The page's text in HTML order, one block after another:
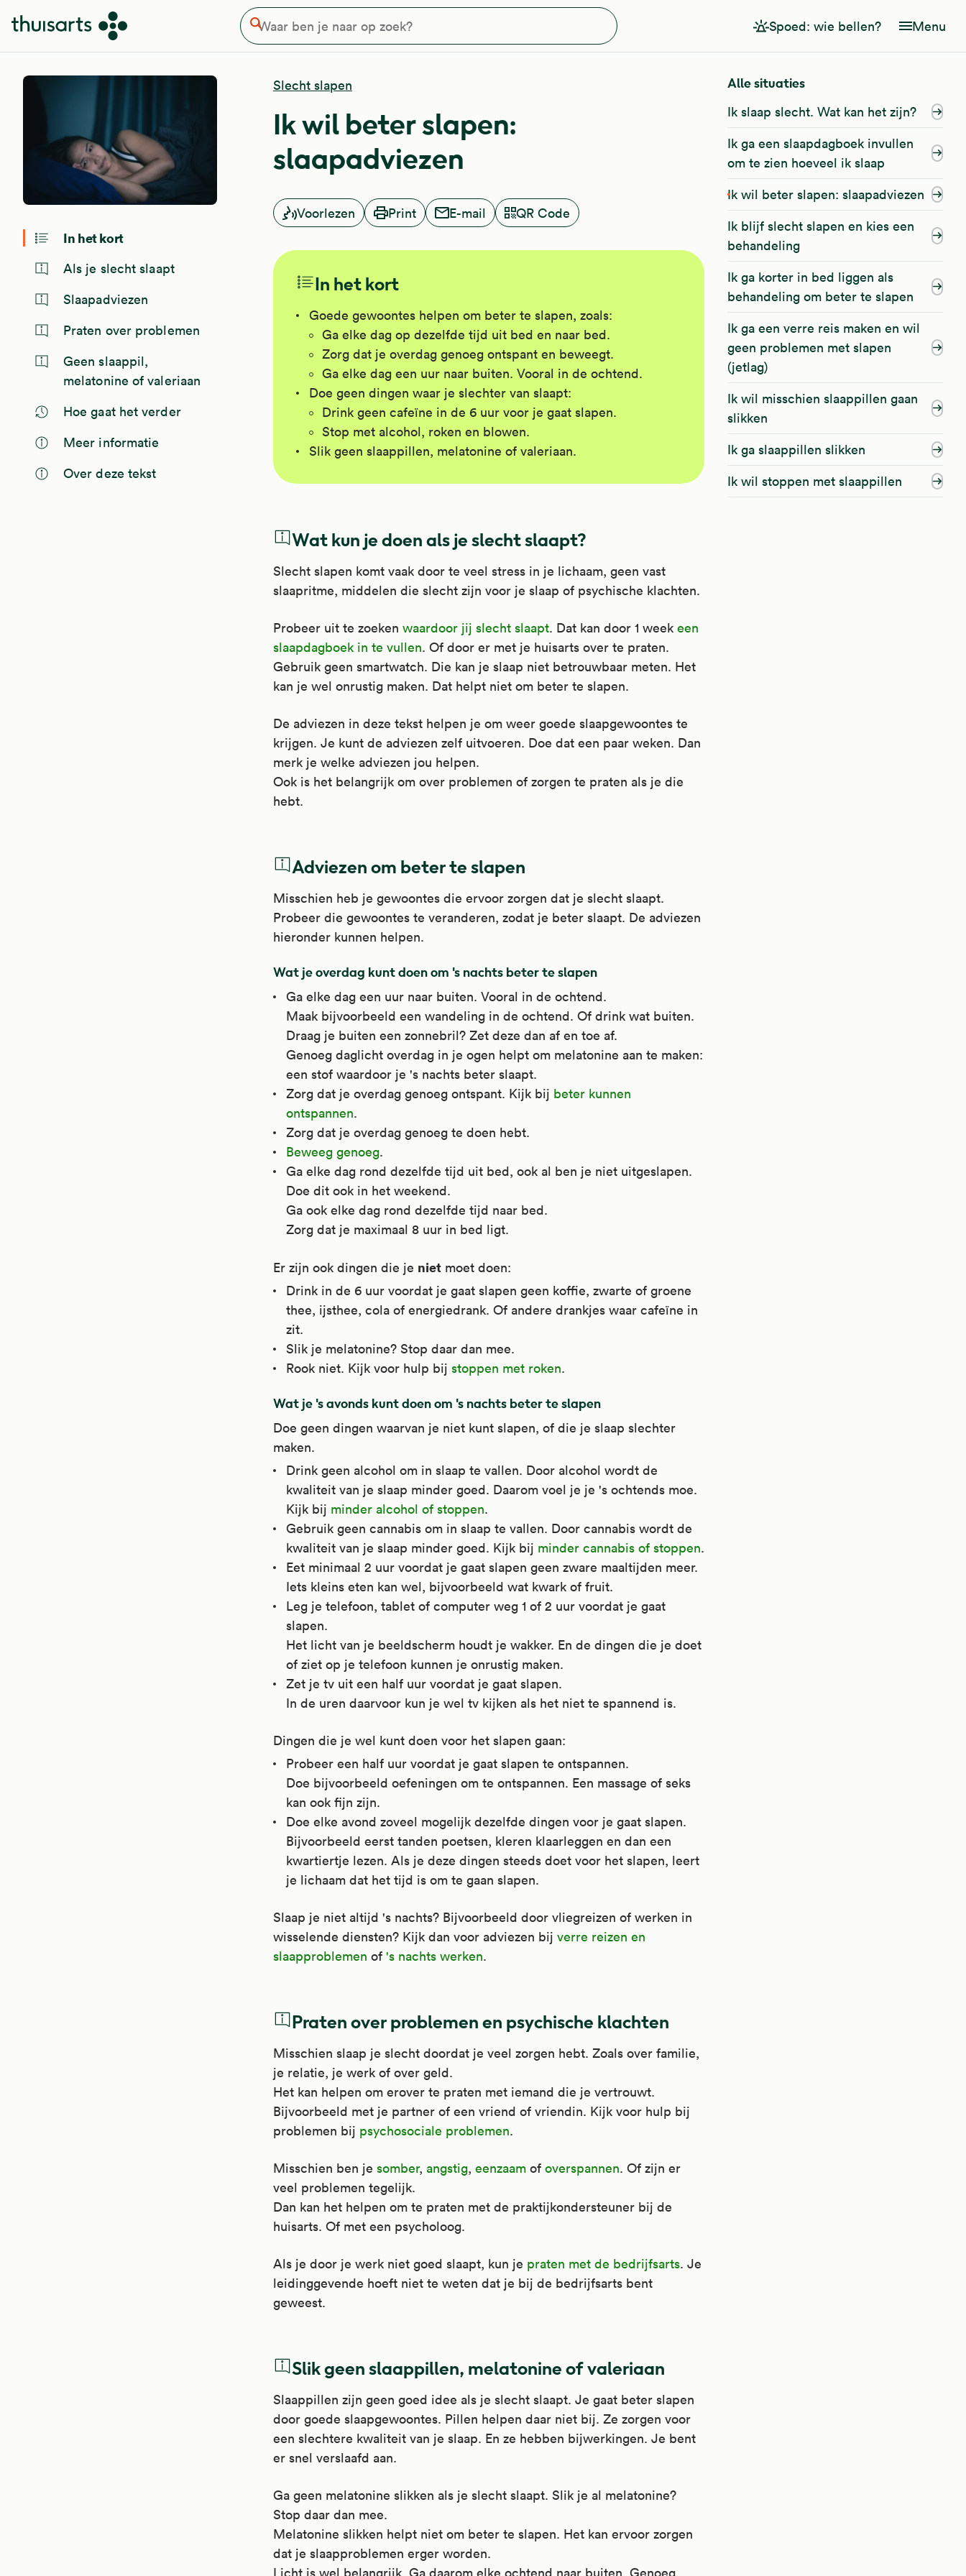
Overslaan en naar de inhoud gaan Waar ben je naar op zoek?
Zoeken Spoed: wie bellen? Menu
Slecht slapen
Ik wil beter slapen:
slaapadviezen
In het kort
Als je slecht slaapt
Slaapadviezen
Praten over problemen
Geen slaappil,
melatonine of valeriaan
Hoe gaat het verder
Meer informatie
Over deze tekst
Voorlezen Print E-mail QR Code
In het kort
Goede gewoontes helpen om beter te slapen, zoals:
Ga elke dag op dezelfde tijd uit bed en naar bed.
Zorg dat je overdag genoeg ontspant en beweegt.
Ga elke dag een uur naar buiten. Vooral in de ochtend.
Doe geen dingen waar je slechter van slaapt:
Drink geen cafeïne in de 6 uur voor je gaat slapen.
Stop met alcohol, roken en blowen.
Slik geen slaappillen, melatonine of valeriaan.
Wat kun je doen als je slecht slaapt?
Slecht slapen komt vaak door te veel stress in je lichaam, geen vast
slaapritme, middelen die slecht zijn voor je slaap of psychische klachten.
Probeer uit te zoeken waardoor jij slecht slaapt. Dat kan door 1 week een
slaapdagboek in te vullen. Of door er met je huisarts over te praten.
Gebruik geen smartwatch. Die kan je slaap niet betrouwbaar meten. Het
kan je wel onrustig maken. Dat helpt niet om beter te slapen.
De adviezen in deze tekst helpen je om weer goede slaapgewoontes te
krijgen. Je kunt de adviezen zelf uitvoeren. Doe dat een paar weken. Dan
merk je welke adviezen jou helpen.
Ook is het belangrijk om over problemen of zorgen te praten als je die
hebt.
Adviezen om beter te slapen
Misschien heb je gewoontes die ervoor zorgen dat je slecht slaapt.
Probeer die gewoontes te veranderen, zodat je beter slaapt. De adviezen
hieronder kunnen helpen.
Wat je overdag kunt doen om 's nachts beter te slapen
Ga elke dag een uur naar buiten. Vooral in de ochtend.
Maak bijvoorbeeld een wandeling in de ochtend. Of drink wat buiten.
Draag je buiten een zonnebril? Zet deze dan af en toe af.
Genoeg daglicht overdag in je ogen helpt om melatonine aan te maken:
een stof waardoor je 's nachts beter slaapt.
Zorg dat je overdag genoeg ontspant. Kijk bij beter kunnen
ontspannen.
Zorg dat je overdag genoeg te doen hebt.
Beweeg genoeg.
Ga elke dag rond dezelfde tijd uit bed, ook al ben je niet uitgeslapen.
Doe dit ook in het weekend.
Ga ook elke dag rond dezelfde tijd naar bed.
Zorg dat je maximaal 8 uur in bed ligt.
Er zijn ook dingen die je niet moet doen:
Drink in de 6 uur voordat je gaat slapen geen koffie, zwarte of groene
thee, ijsthee, cola of energiedrank. Of andere drankjes waar cafeïne in
zit.
Slik je melatonine? Stop daar dan mee.
Rook niet. Kijk voor hulp bij stoppen met roken.
Wat je 's avonds kunt doen om 's nachts beter te slapen
Doe geen dingen waarvan je niet kunt slapen, of die je slaap slechter
maken.
Drink geen alcohol om in slaap te vallen. Door alcohol wordt de
kwaliteit van je slaap minder goed. Daarom voel je je 's ochtends moe.
Kijk bij minder alcohol of stoppen.
Gebruik geen cannabis om in slaap te vallen. Door cannabis wordt de
kwaliteit van je slaap minder goed. Kijk bij minder cannabis of stoppen.
Eet minimaal 2 uur voordat je gaat slapen geen zware maaltijden meer.
Iets kleins eten kan wel, bijvoorbeeld wat kwark of fruit.
Leg je telefoon, tablet of computer weg 1 of 2 uur voordat je gaat
slapen.
Het licht van je beeldscherm houdt je wakker. En de dingen die je doet
of ziet op je telefoon kunnen je onrustig maken.
Zet je tv uit een half uur voordat je gaat slapen.
In de uren daarvoor kun je wel tv kijken als het niet te spannend is.
Dingen die je wel kunt doen voor het slapen gaan:
Probeer een half uur voordat je gaat slapen te ontspannen.
Doe bijvoorbeeld oefeningen om te ontspannen. Een massage of seks
kan ook fijn zijn.
Doe elke avond zoveel mogelijk dezelfde dingen voor je gaat slapen.
Bijvoorbeeld eerst tanden poetsen, kleren klaarleggen en dan een
kwartiertje lezen. Als je deze dingen steeds doet voor het slapen, leert
je lichaam dat het tijd is om te gaan slapen.
Slaap je niet altijd 's nachts? Bijvoorbeeld door vliegreizen of werken in
wisselende diensten? Kijk dan voor adviezen bij verre reizen en
slaapproblemen of 's nachts werken.
Praten over problemen en psychische klachten
Misschien slaap je slecht doordat je veel zorgen hebt. Zoals over familie,
je relatie, je werk of over geld.
Het kan helpen om erover te praten met iemand die je vertrouwt.
Bijvoorbeeld met je partner of een vriend of vriendin. Kijk voor hulp bij
problemen bij psychosociale problemen.
Misschien ben je somber, angstig, eenzaam of overspannen. Of zijn er
veel problemen tegelijk.
Dan kan het helpen om te praten met de praktijkondersteuner bij de
huisarts. Of met een psycholoog.
Als je door je werk niet goed slaapt, kun je praten met de bedrijfsarts. Je
leidinggevende hoeft niet te weten dat je bij de bedrijfsarts bent
geweest.
Slik geen slaappillen, melatonine of valeriaan
Slaappillen zijn geen goed idee als je slecht slaapt. Je gaat beter slapen
door goede slaapgewoontes. Pillen helpen daar niet bij. Ze zorgen voor
een slechtere kwaliteit van je slaap. En ze hebben bijwerkingen. Je bent
er snel verslaafd aan.
Ga geen melatonine slikken als je slecht slaapt. Slik je al melatonine?
Stop daar dan mee.
Melatonine slikken helpt niet om beter te slapen. Het kan ervoor zorgen
dat je slaapproblemen erger worden.
Licht is wel belangrijk. Ga daarom elke ochtend naar buiten. Genoeg
Alle situaties
Ik slaap slecht. Wat kan het zijn?
Ik ga een slaapdagboek invullen
om te zien hoeveel ik slaap
Ik wil beter slapen: slaapadviezen
Ik blijf slecht slapen en kies een
behandeling
Ik ga korter in bed liggen als
behandeling om beter te slapen
Ik ga een verre reis maken en wil
geen problemen met slapen
(jetlag)
Ik wil misschien slaappillen gaan
slikken
Ik ga slaappillen slikken
Ik wil stoppen met slaappillen